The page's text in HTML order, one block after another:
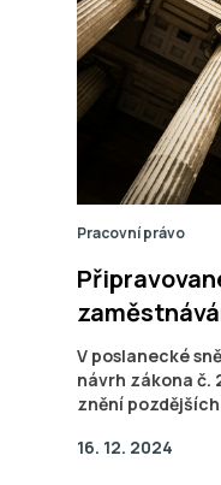
Pracovní právo
V poslanecké
návrh zákona č.
znění
16. 12. 2024